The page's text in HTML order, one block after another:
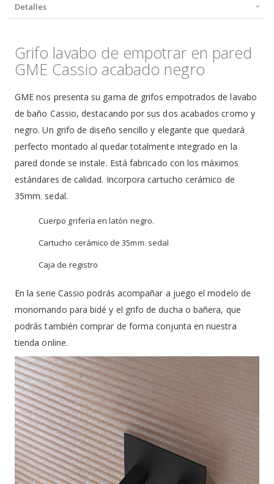
Detalles
Grifo lavabo de empotrar en pared
GME Cassio acabado negro
GME nos presenta su gama de grifos empotrados de lavabo
de baño Cassio, destacando por sus dos acabados cromo y
negro. Un grifo de diseño sencillo y elegante que quedará
perfecto montado al quedar totalmente integrado en la
pared donde se instale. Está fabricado con los máximos
estándares de calidad. Incorpora cartucho cerámico de
35mm. sedal.
Cuerpo grifería en latón negro.
Cartucho cerámico de 35mm. sedal
Caja de registro
En la serie Cassio podrás acompañar a juego el modelo de
monomando para bidé y el grifo de ducha o bañera, que
podrás también comprar de forma conjunta en nuestra
tienda online.